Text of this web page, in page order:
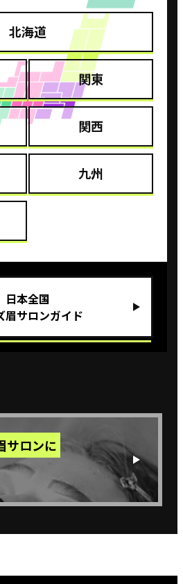
北海道
関東
関西
九州
⽇本全国
眉サロンガイド
サロンに